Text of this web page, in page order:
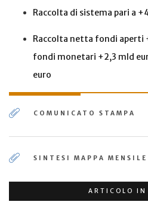
Raccolta di sistema pari a
Raccolta netta fondi aperti
fondi monetari +2,3 mld
euro
COMUNICATO STAMPA
SINTESI MAPPA
ARTICOLO IN